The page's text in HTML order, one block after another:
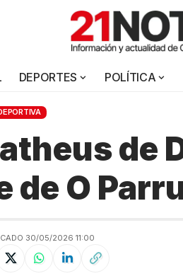
DEPORTES POLÍTICA
de
de O
30/05/2026 11:00